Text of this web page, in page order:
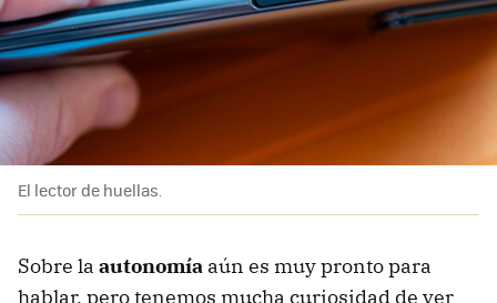
El lector de huellas.
Sobre la autonomía aún es muy pronto para
hablar, pero tenemos mucha curiosidad de ver